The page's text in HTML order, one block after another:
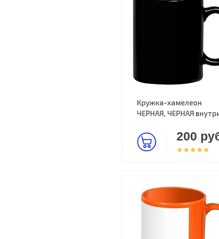
Кружка-хамелеон
ЧЕРНАЯ, ЧЕРНАЯ
200